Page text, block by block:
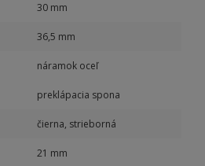
30 mm
36,5 mm
náramok oceľ
preklápacia spona
čierna, strieborná
21 mm